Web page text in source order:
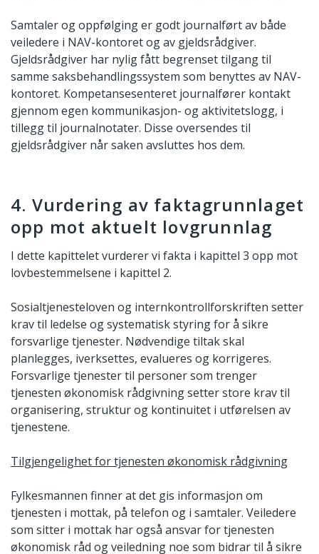
Samtaler og oppfølging er godt journalført av både
veiledere i NAV-kontoret og av gjeldsrådgiver.
Gjeldsrådgiver har nylig fått begrenset tilgang til
samme saksbehandlingssystem som benyttes av NAV-
kontoret. Kompetansesenteret journalfører kontakt
gjennom egen kommunikasjon- og aktivitetslogg, i
tillegg til journalnotater. Disse oversendes til
gjeldsrådgiver når saken avsluttes hos dem.
4. Vurdering av faktagrunnlaget
opp mot aktuelt lovgrunnlag
I dette kapittelet vurderer vi fakta i kapittel 3 opp mot
lovbestemmelsene i kapittel 2.
Sosialtjenesteloven og internkontrollforskriften setter
krav til ledelse og systematisk styring for å sikre
forsvarlige tjenester. Nødvendige tiltak skal
planlegges, iverksettes, evalueres og korrigeres.
Forsvarlige tjenester til personer som trenger
tjenesten økonomisk rådgivning setter store krav til
organisering, struktur og kontinuitet i utførelsen av
tjenestene.
Tilgjengelighet for tjenesten økonomisk rådgivning
Fylkesmannen finner at det gis informasjon om
tjenesten i mottak, på telefon og i samtaler. Veiledere
som sitter i mottak har også ansvar for tjenesten
økonomisk råd og veiledning noe som bidrar til å sikre